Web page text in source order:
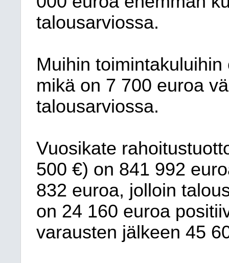
talousarviossa.
Muihin
mikä on 7 700 euroa
talousarviossa.
Vuosikate
500 €) on 841 992
832 euroa, jolloin
on 24 160 euroa
varausten jälkeen 45